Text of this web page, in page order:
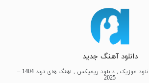
دانلود آهنگ جدید
دانلود آهنگ جدید , دانلود موزیک , دانلود ریمیکس , اهنگ های ترند 1404 –
2025